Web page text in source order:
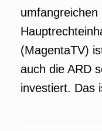
(MagentaTV)
auch die ARD
investiert. Das